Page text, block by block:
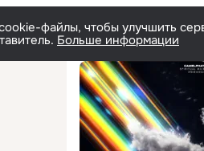
файлы, чтобы улучшить
Больше информации